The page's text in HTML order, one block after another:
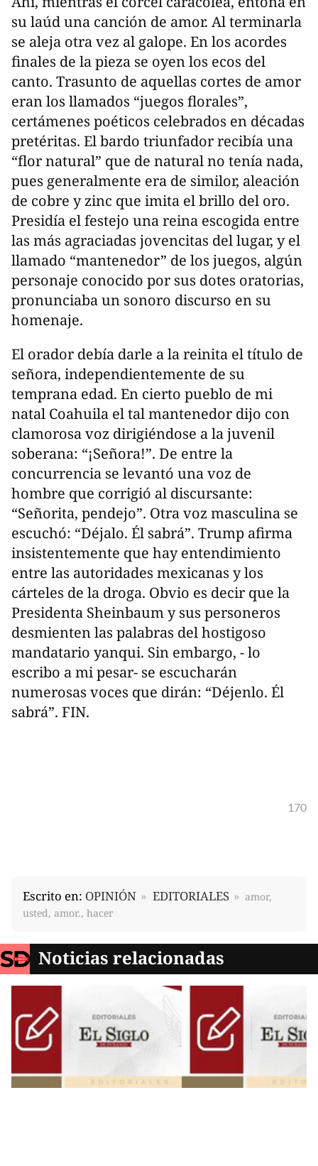
su laúd una canción de amor. Al terminarla
se aleja otra vez al galope. En los acordes
finales de la pieza se oyen los ecos del
canto. Trasunto de aquellas cortes de amor
eran los llamados “juegos florales”,
certámenes poéticos celebrados en décadas
pretéritas. El bardo triunfador recibía una
“flor natural” que de natural no tenía nada,
pues generalmente era de similor, aleación
de cobre y zinc que imita el brillo del oro.
Presidía el festejo una reina escogida entre
las más agraciadas jovencitas del lugar, y el
llamado “mantenedor” de los juegos, algún
personaje conocido por sus dotes oratorias,
pronunciaba un sonoro discurso en su
homenaje.
El orador debía darle a la reinita el título de
señora, independientemente de su
temprana edad. En cierto pueblo de mi
natal Coahuila el tal mantenedor dijo con
clamorosa voz dirigiéndose a la juvenil
soberana: “¡Señora!”. De entre la
concurrencia se levantó una voz de
hombre que corrigió al discursante:
“Señorita, pendejo”. Otra voz masculina se
escuchó: “Déjalo. Él sabrá”. Trump afirma
insistentemente que hay entendimiento
entre las autoridades mexicanas y los
cárteles de la droga. Obvio es decir que la
Presidenta Sheinbaum y sus personeros
desmienten las palabras del hostigoso
mandatario yanqui. Sin embargo, - lo
escribo a mi pesar- se escucharán
numerosas voces que dirán: “Déjenlo. Él
sabrá”. FIN.
170
Escrito en: OPINIÓN EDITORIALES
amor,
usted, amor., hacer
Noticias relacionadas